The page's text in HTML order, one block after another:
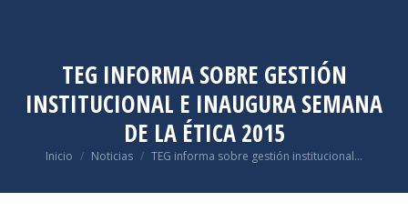
TEG INFORMA SOBRE GESTIÓN
INSTITUCIONAL E INAUGURA SEMANA
DE LA ÉTICA 2015
Estás aquí:
Inicio Noticias TEG informa sobre gestión institucional…